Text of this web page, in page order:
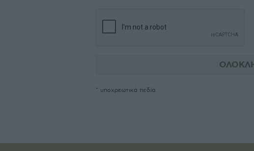
* υποχρεωτικά πεδία